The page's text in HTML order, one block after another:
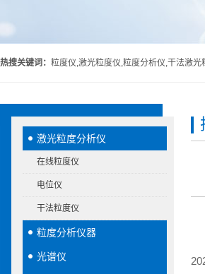
热搜关键词： 粒度仪,激光粒度仪,粒度分析仪,干法激
激光粒度分析仪
在线粒度仪
电位仪
干法粒度仪
粒度分析仪器
光谱仪